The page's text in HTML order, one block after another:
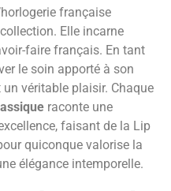
française
Elle incarne
faire français. En tant
le soin apporté à son
un véritable plaisir. Chaque
raconte une
faisant de la Lip
quiconque valorise la
élégance intemporelle.